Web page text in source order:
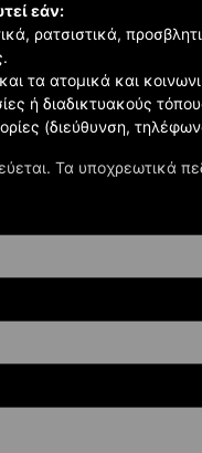
Τα υποχρεωτικά
εάν:
ρατσιστικά,
τα ατομικά και
ή διαδικτυακούς
(διεύθυνση,